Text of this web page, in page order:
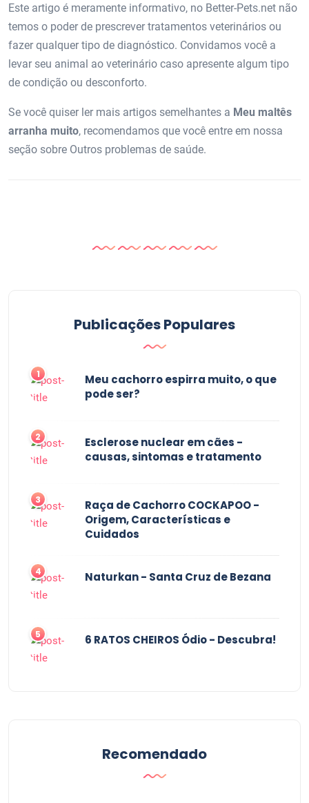
Este artigo é meramente informativo, no Better-Pets.net não
temos o poder de prescrever tratamentos veterinários ou
fazer qualquer tipo de diagnóstico. Convidamos você a
levar seu animal ao veterinário caso apresente algum tipo
de condição ou desconforto.
Se você quiser ler mais artigos semelhantes a Meu maltês
arranha muito, recomendamos que você entre em nossa
seção sobre Outros problemas de saúde.
Publicações Populares
1
Meu cachorro espirra muito, o que
pode ser?
2
Esclerose nuclear em cães -
causas, sintomas e tratamento
3
Raça de Cachorro COCKAPOO -
Origem, Características e
Cuidados
4 Naturkan - Santa Cruz de Bezana
5 6 RATOS CHEIROS Ódio - Descubra!
Recomendado